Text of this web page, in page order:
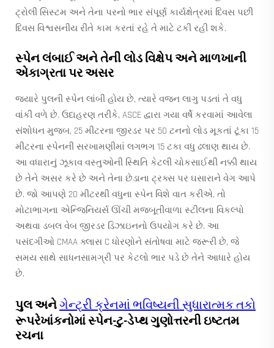
ટ્રોલી સિસ્ટમ અને તેના પરનો ભાર સંપૂર્ણ કાર્યક્ષેત્રમાં દિવસ પછી
દિવસ વિશ્વસનીય રીતે કામ કરતાં રહે તે માટે ટકી રહી શકે.
સ્પેન લંબાઈ અને તેની લોડ વિક્ષેપ અને માળખાની
એકાગ્રતા પર અસર
જ્યારે પુલની સ્પેન લાંબી હોય છે, ત્યારે વજન લાગુ પડતાં તે વધુ
વાંકી વળે છે. ઉદાહરણ તરીકે, ASCE દ્વારા ગયા વર્ષે કરવામાં આવેલા
સંશોધન મુજબ, 25 મીટરના જીરડર પર 50 ટનનો લોડ મૂકતાં ટૂંકા 15
મીટરના સ્પેનની સરખામણીમાં લગભગ 15 ટકા વધુ ઢલાણ થાય છે.
આ વધારાનું ઝૂકાવ વસ્તુઓની સ્થિતિ કેટલી ચોકસાઈથી નક્કી થાય
છે તેને અસર કરે છે અને તેના છેડાના ટ્રક્સ પર ઘસારાને વેગ આપે
છે. જો આપણે 20 મીટરથી વધુના સ્પેન વિશે વાત કરીએ, તો
મોટાભાગના એન્જિનિયર્સ ઊંચી મજબૂતીવાળા સ્ટીલના વિકલ્પો
અથવા ડબલ વેબ જીરડર ડિઝાઇનનો ઉપયોગ કરે છે. આ
પસંદગીઓ CMAA ક્લાસ C ધોરણોને સંતોષવા માટે જરૂરી છે, જે
સમય સાથે સાધનસામગ્રી પર કેટલો ભાર પડે છે તેને આધારે હોય
છે.
પુલ અનેગેન્ટ્રી ક્રેનમાં ભવિષ્યની સુધારાત્મક તકો
રૂપરેખાંકનોમાં સ્પેન-ટુ-ડેપ્થ ગુણોત્તરની ઇષ્ટતમ
રચના